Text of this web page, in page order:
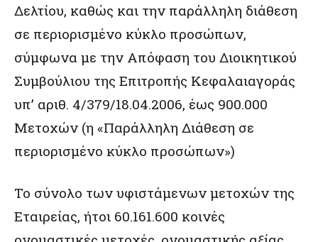
Δελτίου, καθώς και την παράλληλη διάθεση
σε περιορισμένο κύκλο προσώπων,
σύμφωνα με την Απόφαση του Διοικητικού
Συμβούλιου της Επιτροπής Κεφαλαιαγοράς
υπ’ αριθ. 4/379/18.04.2006, έως 900.000
Μετοχών (η «Παράλληλη Διάθεση σε
περιορισμένο κύκλο προσώπων»)
Το σύνολο των υφιστάμενων μετοχών της
Εταιρείας, ήτοι 60.161.600 κοινές